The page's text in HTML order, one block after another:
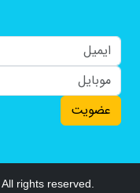
عضویت
rights reserved.